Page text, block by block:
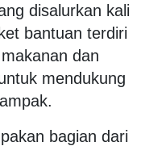
disalurkan kali
bantuan terdiri
dan
mendukung
bagian dari